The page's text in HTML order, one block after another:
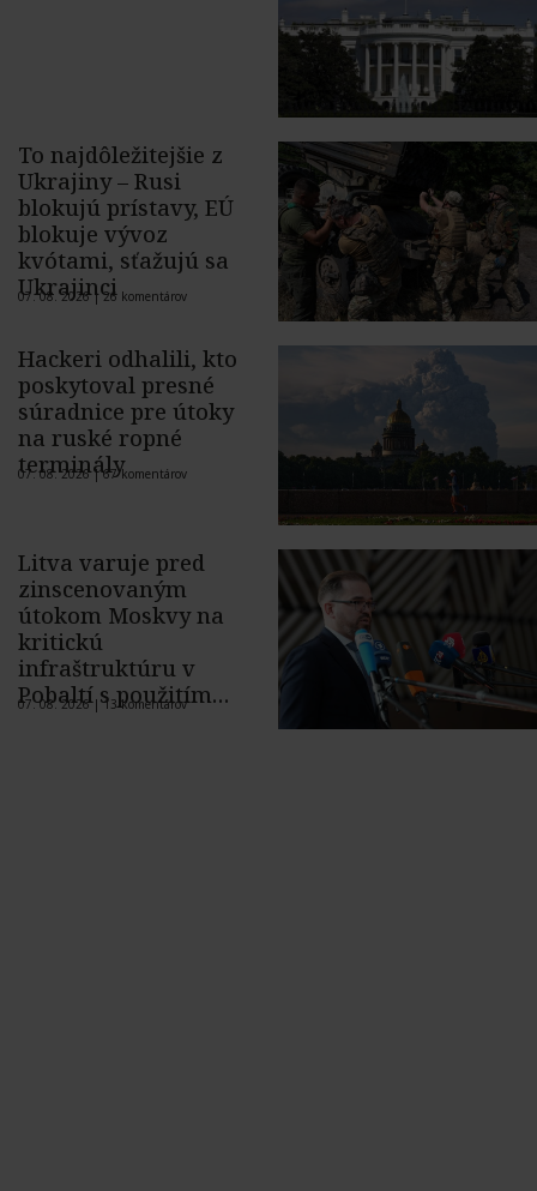
To najdôležitejšie z
Ukrajiny – Rusi
blokujú prístavy, EÚ
blokuje vývoz
kvótami, sťažujú sa
Ukrajinci
07. 08. 2026 |26 komentárov
Hackeri odhalili, kto
poskytoval presné
súradnice pre útoky
na ruské ropné
terminály
07. 08. 2026 |67 komentárov
Litva varuje pred
zinscenovaným
útokom Moskvy na
kritickú
infraštruktúru v
Pobaltí s použitím
ukrajinského dronu
07. 08. 2026 |13 komentárov